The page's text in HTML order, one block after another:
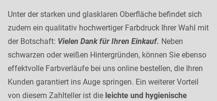
Unter der starken und glasklaren Oberfläche befindet sich
zudem ein qualitativ hochwertiger Farbdruck Ihrer Wahl mit
der Botschaft: Vielen Dank für Ihren Einkauf. Neben
schwarzen oder weißen Hintergründen, können Sie ebenso
effektvolle Farbverläufe bei uns online bestellen, die Ihren
Kunden garantiert ins Auge springen. Ein weiterer Vorteil
von diesem Zahlteller ist die leichte und hygienische